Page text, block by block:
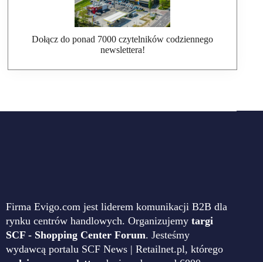
Dołącz do ponad 7000 czytelników codziennego
newslettera!
Firma Evigo.com jest liderem komunikacji B2B dla
rynku centrów handlowych. Organizujemy targi
SCF - Shopping Center Forum. Jesteśmy
wydawcą portalu SCF News | Retailnet.pl, którego